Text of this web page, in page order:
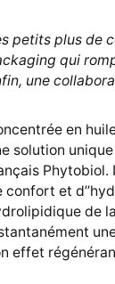
petits plus de
qui
une
en
solution
Phytobiol.
confort et
de
effet